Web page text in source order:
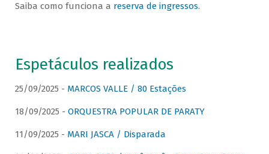
Saiba como funciona a reserva de ingressos.
Espetáculos realizados
25/09/2025 - MARCOS VALLE / 80 Estações
18/09/2025 - ORQUESTRA POPULAR DE PARATY
11/09/2025 - MARI JASCA / Disparada